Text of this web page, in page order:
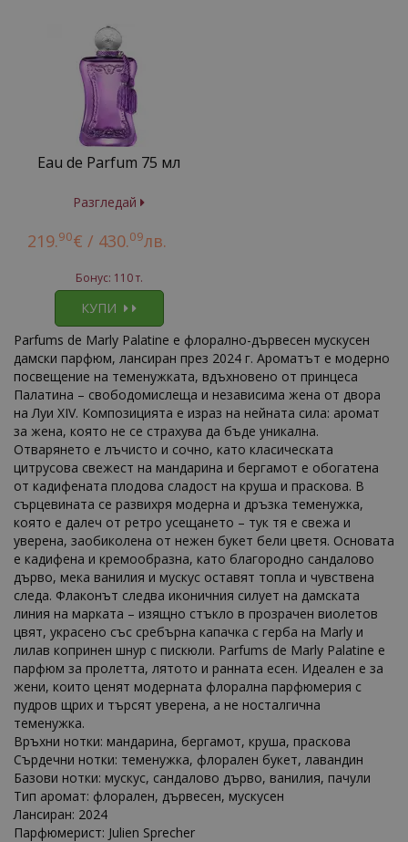
Eau de Parfum 75 мл
Разгледай
219.90€ / 430.09лв.
Бонус: 110 т.
КУПИ
Parfums de Marly Palatine е флорално-дървесен мускусен
дамски парфюм, лансиран през 2024 г. Ароматът е модерно
посвещение на теменужката, вдъхновено от принцеса
Палатина – свободомислеща и независима жена от двора
на Луи XIV. Композицията е израз на нейната сила: аромат
за жена, която не се страхува да бъде уникална.
Отварянето е лъчисто и сочно, като класическата
цитрусова свежест на мандарина и бергамот е обогатена
от кадифената плодова сладост на круша и праскова. В
сърцевината се развихря модерна и дръзка теменужка,
която е далеч от ретро усещането – тук тя е свежа и
уверена, заобиколена от нежен букет бели цветя. Основата
е кадифена и кремообразна, като благородно сандалово
дърво, мека ванилия и мускус оставят топла и чувствена
следа. Флаконът следва иконичния силует на дамската
линия на марката – изящно стъкло в прозрачен виолетов
цвят, украсено със сребърна капачка с герба на Marly и
лилав копринен шнур с пискюли. Parfums de Marly Palatine е
парфюм за пролетта, лятото и ранната есен. Идеален е за
жени, които ценят модерната флорална парфюмерия с
пудров щрих и търсят уверена, а не носталгична
теменужка.
Връхни нотки: мандарина, бергамот, круша, праскова
Сърдечни нотки: теменужка, флорален букет, лавандин
Базови нотки: мускус, сандалово дърво, ванилия, пачули
Тип аромат: флорален, дървесен, мускусен
Лансиран: 2024
Парфюмерист: Julien Sprecher